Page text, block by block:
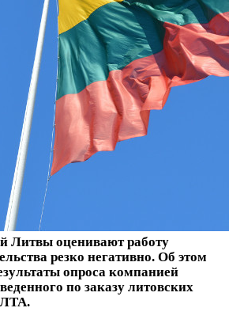
Литвы оценивают работу
резко негативно. Об этом
опроса компанией
по заказу литовских